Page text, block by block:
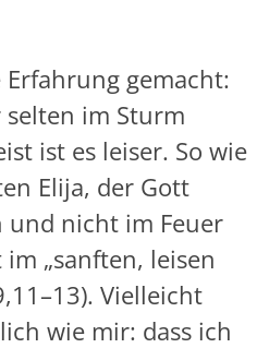
gemacht:
im Sturm
ist es leiser. So wie
Elija, der Gott
und nicht im Feuer
„sanften, leisen
Vielleicht
wie mir: dass ich